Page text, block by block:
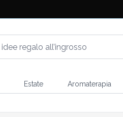
Estate Aromaterapia